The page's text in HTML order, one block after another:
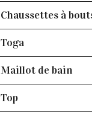
Chaussettes à
Toga
Maillot de bain
Top